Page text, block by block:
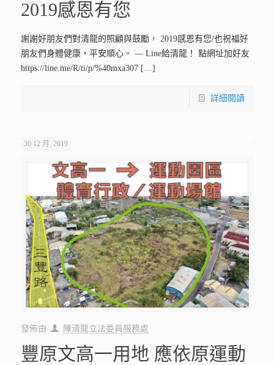
2019感恩有您
謝謝好朋友們對清龍的照顧與鼓勵， 2019感恩有您/也祝福好
朋友們身體健康，平安順心。 — Line給清龍！ 點網址加好友
https://line.me/R/ti/p/%40mxa307[…]
詳細閱讀
30 12 月, 2019
發佈由 陳清龍立法委員服務處
豐原文高一用地 應依原運動